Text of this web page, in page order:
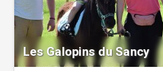
Les Galopins du Sancy